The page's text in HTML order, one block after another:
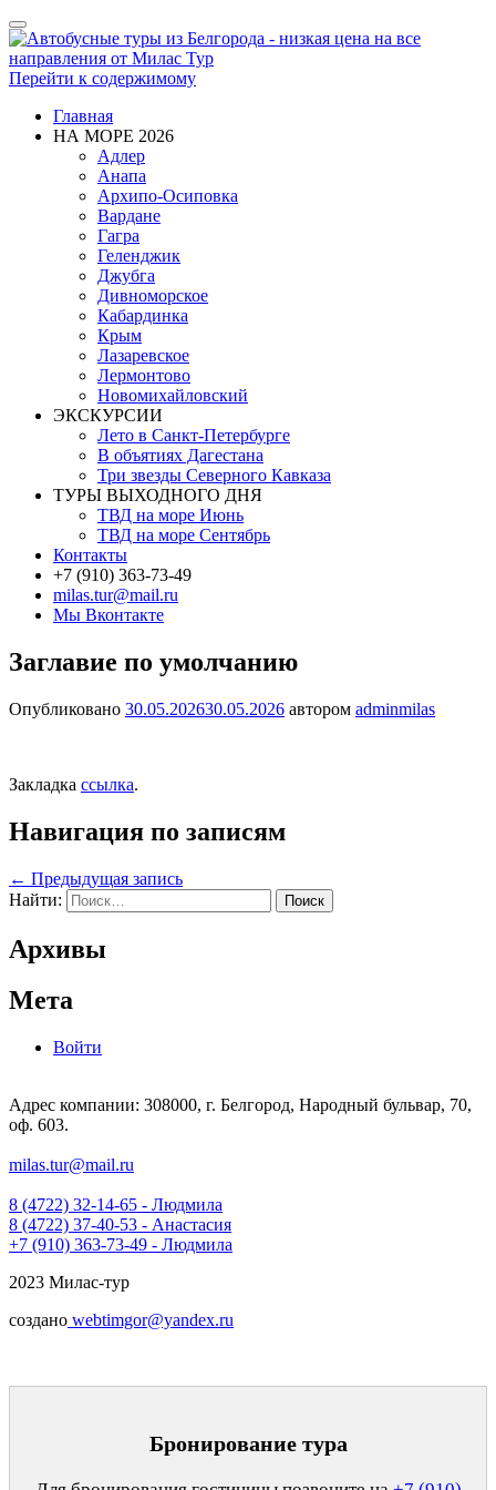
Показать/
Скрыть
навигацию
Перейти к содержимому
Главная
НА МОРЕ 2026
Адлер
Анапа
Архипо-Осиповка
Вардане
Гагра
Геленджик
Джубга
Дивноморское
Кабардинка
Крым
Лазаревское
Лермонтово
Новомихайловский
ЭКСКУРСИИ
Лето в Санкт-Петербурге
В объятиях Дагестана
Три звезды Северного Кавказа
ТУРЫ ВЫХОДНОГО ДНЯ
ТВД на море Июнь
ТВД на море Сентябрь
Контакты
+7 (910) 363-73-49
milas.tur@mail.ru
Мы Вконтакте
Заглавие по умолчанию
Опубликовано 30.05.202630.05.2026 автором adminmilas
Закладка ссылка.
Навигация по записям
← Предыдущая запись
Найти:
Архивы
Мета
Войти
Адрес компании: 308000, г. Белгород, Народный бульвар, 70,
оф. 603.
milas.tur@mail.ru
8 (4722) 32-14-65 - Людмила
8 (4722) 37-40-53 - Анастасия
+7 (910) 363-73-49 - Людмила
2023 Милас-тур
создано webtimgor@yandex.ru
Бронирование тура